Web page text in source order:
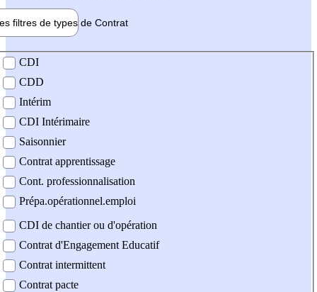
filtres de types de Contrat
contrat
CDI
CDD
Intérim
CDI Intérimaire
Saisonnier
Contrat apprentissage
Cont. professionnalisation
Prépa.opérationnel.emploi
CDI de chantier ou d'opération
Contrat d'Engagement Educatif
Contrat intermittent
Contrat pacte